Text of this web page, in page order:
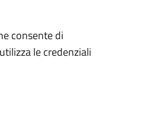
consente di
le credenziali